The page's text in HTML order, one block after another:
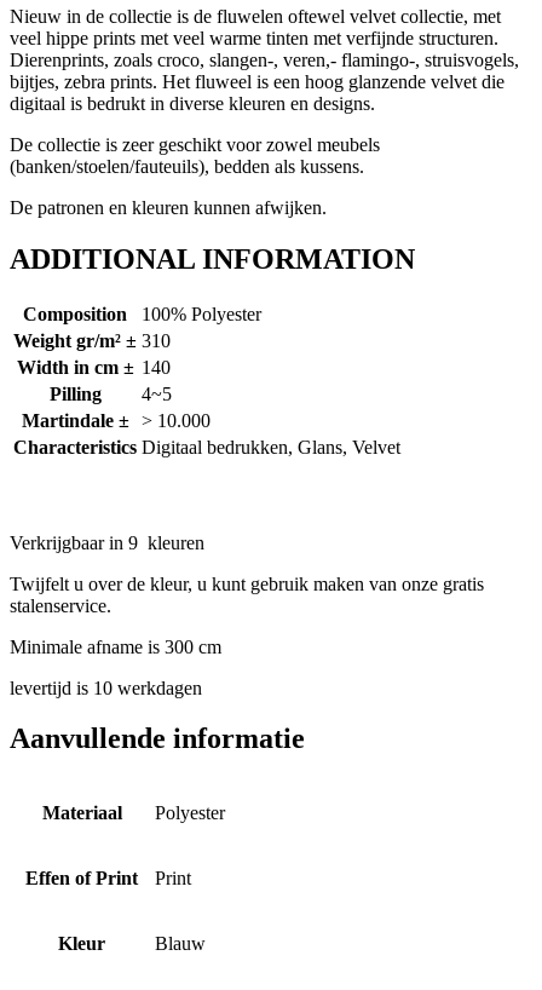
Nieuw in de collectie is de fluwelen oftewel velvet collectie, met
veel hippe prints met veel warme tinten met verfijnde structuren.
Dierenprints, zoals croco, slangen-, veren,- flamingo-, struisvogels,
bijtjes, zebra prints. Het fluweel is een hoog glanzende velvet die
digitaal is bedrukt in diverse kleuren en designs.
De collectie is zeer geschikt voor zowel meubels
(banken/stoelen/fauteuils), bedden als kussens.
De patronen en kleuren kunnen afwijken.
ADDITIONAL INFORMATION
Composition
100% Polyester
Weight gr/m² ± 310
Width in cm ± 140
Pilling
4~5
Martindale ±
> 10.000
Characteristics Digitaal bedrukken, Glans, Velvet
Verkrijgbaar in 9 kleuren
Twijfelt u over de kleur, u kunt gebruik maken van onze gratis
stalenservice.
Minimale afname is 300 cm
levertijd is 10 werkdagen
Aanvullende informatie
Materiaal Polyester
Effen of Print Print
Kleur Blauw